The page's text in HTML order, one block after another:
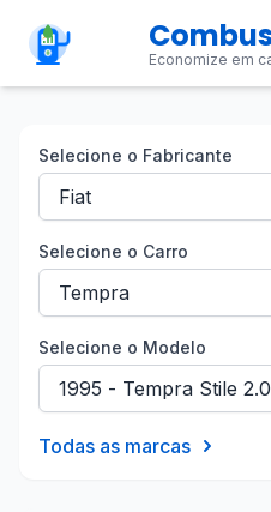
Economize em
Selecione o Fabricante
Selecione o Carro
Selecione o Modelo
Todas as marcas